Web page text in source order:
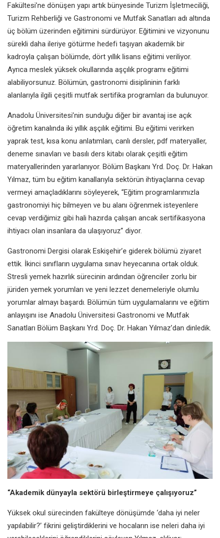
Fakültesi’ne dönüşen yapı artık bünyesinde Turizm İşletmeciliği,
Turizm Rehberliği ve Gastronomi ve Mutfak Sanatları adı altında
üç bölüm üzerinden eğitimini sürdürüyor. Eğitimini ve vizyonunu
sürekli daha ileriye götürme hedefi taşıyan akademik bir
kadroyla çalışan bölümde, dört yıllık lisans eğitimi veriliyor.
Ayrıca meslek yüksek okullarında aşçılık programı eğitimi
alabiliyorsunuz. Bölümün, gastronomi disiplininin farklı
alanlarıyla ilgili çeşitli mutfak sertifika programları da bulunuyor.
Anadolu Üniversitesi’nin sunduğu diğer bir avantaj ise açık
öğretim kanalında iki yıllık aşçılık eğitimi. Bu eğitimi verirken
yaprak test, kısa konu anlatımları, canlı dersler, pdf materyaller,
deneme sınavları ve basılı ders kitabı olarak çeşitli eğitim
materyallerinden yararlanıyor. Bölüm Başkanı Yrd. Doç. Dr. Hakan
Yılmaz, tüm bu eğitim kanallarıyla sektörün ihtiyaçlarına cevap
vermeyi amaçladıklarını söyleyerek, “Eğitim programlarımızla
gastronomiyi hiç bilmeyen ve bu alanı öğrenmek isteyenlere
cevap verdiğimiz gibi hali hazırda çalışan ancak sertifikasyona
ihtiyacı olan insanlara da ulaşıyoruz” diyor.
Gastronomi Dergisi olarak Eskişehir’e giderek bölümü ziyaret
ettik. İkinci sınıfların uygulama sınav heyecanına ortak olduk.
Stresli yemek hazırlık sürecinin ardından öğrenciler zorlu bir
jüriden yemek yorumları ve yeni lezzet denemeleriyle olumlu
yorumlar almayı başardı. Bölümün tüm uygulamalarını ve eğitim
anlayışını ise Anadolu Üniversitesi Gastronomi ve Mutfak
Sanatları Bölüm Başkanı Yrd. Doç. Dr. Hakan Yılmaz’dan dinledik.
“Akademik dünyayla sektörü birleştirmeye çalışıyoruz”
Yüksek okul sürecinden fakülteye dönüşümde ‘daha iyi neler
yapılabilir?’ fikrini geliştirdiklerini ve hocaların ise neleri daha iyi